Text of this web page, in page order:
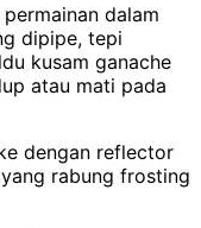
dalam
dipipe, tepi
kusam ganache
atau mati pada
dengan reflector
rabung frosting